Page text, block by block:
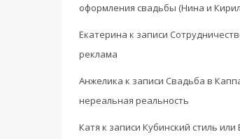
оформления свадьбы (Нина и
Екатерина к записи
реклама
Анжелика к записи Свадьба в
нереальная реальность
Катя к записи Кубинский стиль или